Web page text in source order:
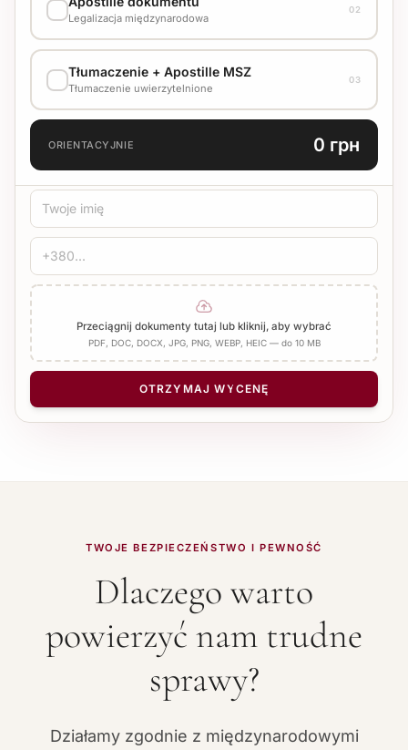
Стандарт 1500 UAH
Legalizacja międzynarodowa
02
WARIANT WYKONANIA
Skonsultuj koszt z menedżerem
Tłumaczenie + Apostille MSZ
Tłumaczenie uwierzytelnione
03
TYP TŁUMACZENIA
POŚWIADCZENIE
Pieczęć biura Notariusz
Dodaj Apostille
LICZBA STRON
ORIENTACYJNIE 0 грн
Przeciągnij dokumenty tutaj lub kliknij, aby wybrać
PDF, DOC, DOCX, JPG, PNG, WEBP, HEIC — do 10 MB
OTRZYMAJ WYCENĘ
TWOJE BEZPIECZEŃSTWO I PEWNOŚĆ
Dlaczego warto
powierzyć nam trudne
sprawy?
Działamy zgodnie z międzynarodowymi